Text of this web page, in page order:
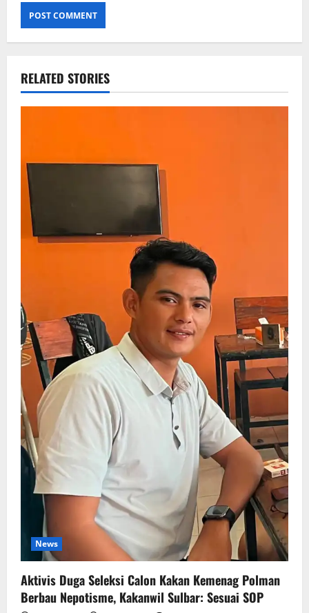
RELATED STORIES
News
Aktivis Duga Seleksi Calon Kakan Kemenag Polman
Berbau Nepotisme, Kakanwil Sulbar: Sesuai SOP